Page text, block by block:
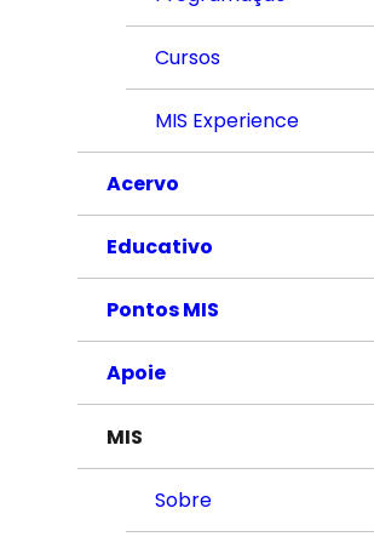
Cursos
MIS Experience
Acervo
Educativo
Pontos MIS
Apoie
MIS
Sobre